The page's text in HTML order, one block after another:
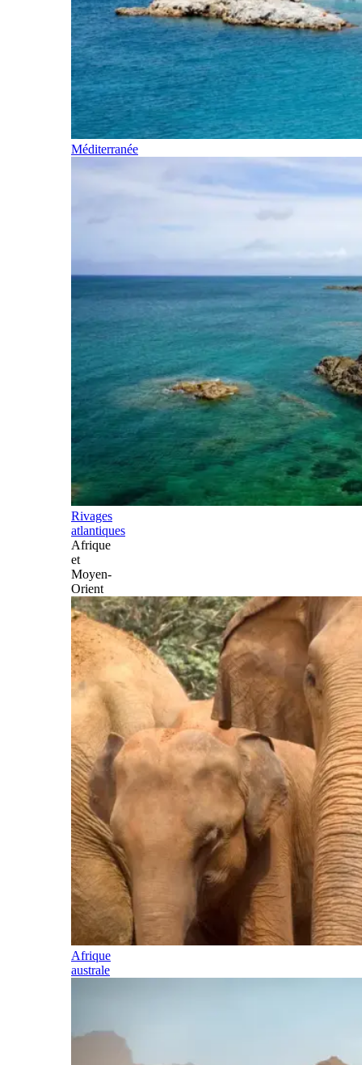
Méditerranée
Rivages
atlantiques
Afrique
et
Moyen-
Orient
Afrique
australe